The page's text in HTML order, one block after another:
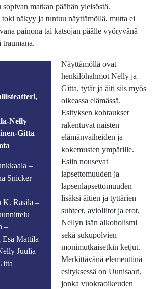
matkan päähän yleisöstä.
näkyy ja tuntuu näyttämöllä, mutta ei
painona tai katsojan päälle vyöryvänä
traumana.
Nelly
Gitta
–
Snicker –
K. Rasila –
–
Mattila
Juulia
Näyttämöllä ovat
henkilöhahmot Nelly ja
Gitta, tytär ja äiti siis myös
oikeassa elämässä.
Esityksen kohtaukset
rakentuvat naisten
elämänvaiheiden ja
kokemusten ympärille.
Esiin nousevat
lapsettomuuden ja
lapsenlapsettomuuden
lisäksi äitien ja tyttärien
suhteet, avioliitot ja erot,
Nellyn isän alkoholismi
sekä sukupolvien
monimutkaisetkin ketjut.
Merkittävänä elementtinä
esityksessä on Uunisaari,
jonka vuokraoikeuden